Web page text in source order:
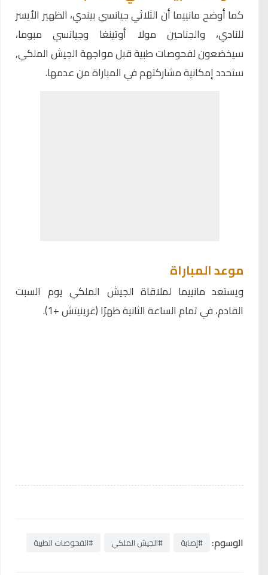
كما أوضح مانييما أن الثلاثي جيانسي بيندي، الظهير الأيسر
للنادي، والجناحين مولا أوتينغا وجيانسي مبوما،
سيخضعون لفحوصات طبية قبل مواجهة الجيش الملكي,
ستحدد إمكانية مشاركتهم في المباراة من عدمها.
موعد المباراة
ويستعد مانييما لملاقاة الجيش الملكي يوم السبت
القادم، في تمام الساعة الثانية ظهرًا (غرينيتش +1).
الوسوم: #إصابة #الجيش الملكي #الفحوصات الطبية